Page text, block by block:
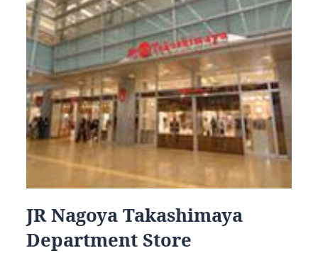
JR Nagoya Takashimaya
Department Store